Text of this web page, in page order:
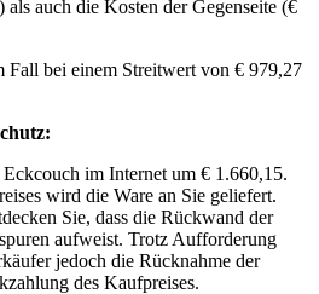
auch die Kosten der Gegenseite (€
Fall bei einem Streitwert von € 979,27
Eckcouch im Internet um € 1.660,15.
wird die Ware an Sie geliefert.
Sie, dass die Rückwand der
aufweist. Trotz Aufforderung
jedoch die Rücknahme der
des Kaufpreises.